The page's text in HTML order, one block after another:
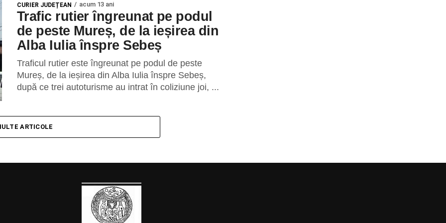
CURIER JUDEȚEAN acum 13 ani
Trafic rutier îngreunat pe podul
de peste Mureș, de la ieșirea din
Alba Iulia înspre Sebeș
Traficul rutier este îngreunat pe podul de peste
Mureș, de la ieșirea din Alba Iulia înspre Sebeș,
după ce trei autoturisme au intrat în coliziune joi, ...
ARTICOLE